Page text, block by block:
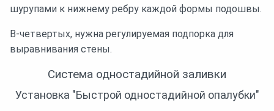
шурупами к нижнему ребру каждой формы подошвы.
В-четвертых, нужна регулируемая подпорка для
выравнивания стены.
Система одностадийной заливки
Установка "Быстрой одностадийной опалубки"